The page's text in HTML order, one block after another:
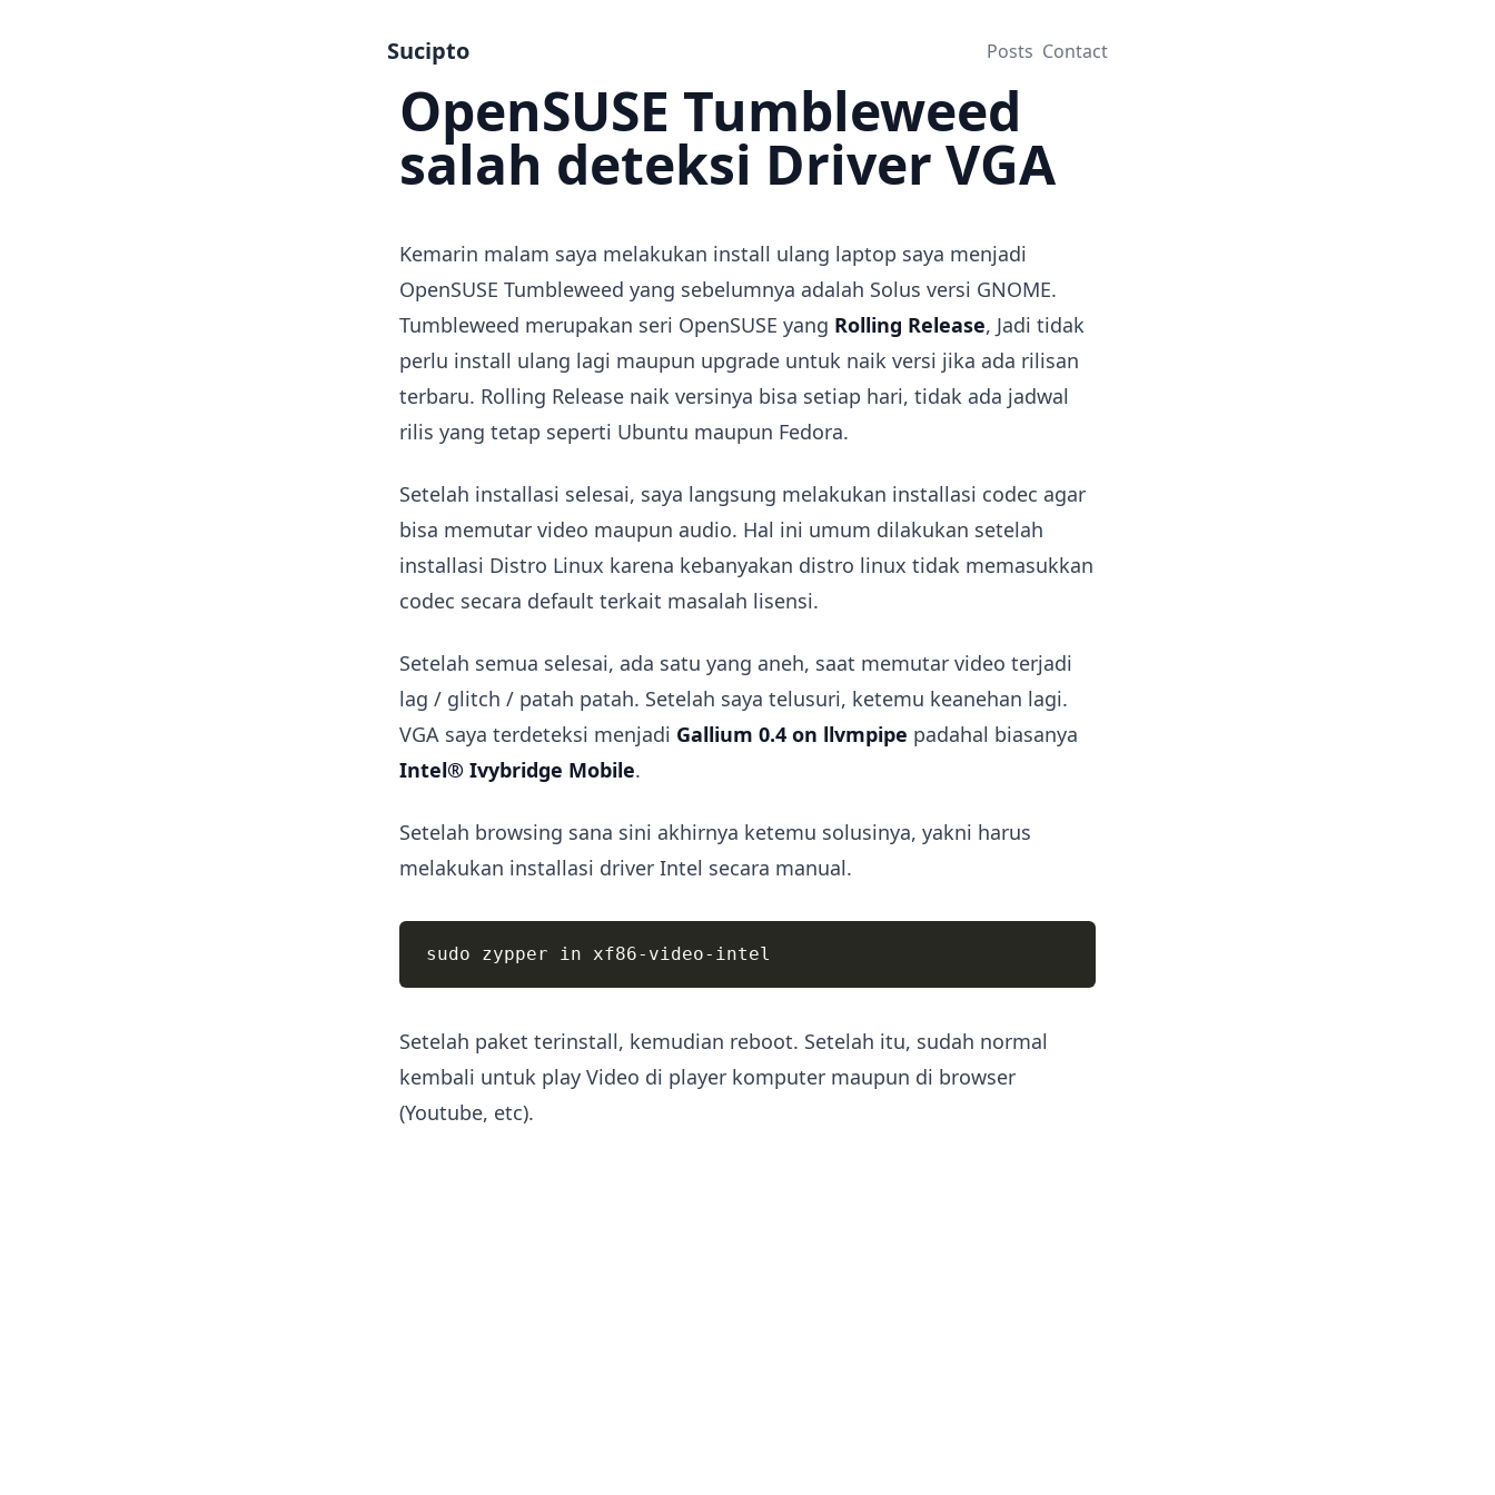
Sucipto Posts Contact
OpenSUSE Tumbleweed
salah deteksi Driver VGA
Kemarin malam saya melakukan install ulang laptop saya menjadi
OpenSUSE Tumbleweed yang sebelumnya adalah Solus versi GNOME.
Tumbleweed merupakan seri OpenSUSE yang Rolling Release, Jadi tidak
perlu install ulang lagi maupun upgrade untuk naik versi jika ada rilisan
terbaru. Rolling Release naik versinya bisa setiap hari, tidak ada jadwal
rilis yang tetap seperti Ubuntu maupun Fedora.
Setelah installasi selesai, saya langsung melakukan installasi codec agar
bisa memutar video maupun audio. Hal ini umum dilakukan setelah
installasi Distro Linux karena kebanyakan distro linux tidak memasukkan
codec secara default terkait masalah lisensi.
Setelah semua selesai, ada satu yang aneh, saat memutar video terjadi
lag / glitch / patah patah. Setelah saya telusuri, ketemu keanehan lagi.
VGA saya terdeteksi menjadi Gallium 0.4 on llvmpipe padahal biasanya
Intel® Ivybridge Mobile.
Setelah browsing sana sini akhirnya ketemu solusinya, yakni harus
melakukan installasi driver Intel secara manual.
Setelah paket terinstall, kemudian reboot. Setelah itu, sudah normal
kembali untuk play Video di player komputer maupun di browser
(Youtube, etc).